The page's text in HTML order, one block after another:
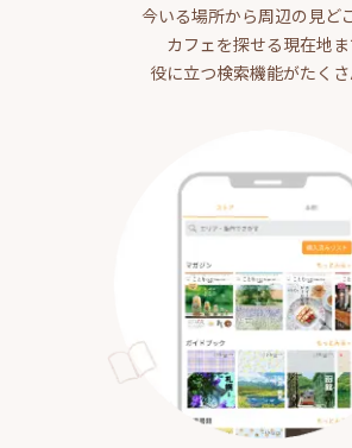
今いる場所から周辺の見ど
カフェを探せる現在地
役に立つ検索機能がたくさ